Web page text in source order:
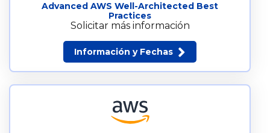
Advanced AWS Well-Architected Best
Practices
Solicitar más información
Información y Fechas